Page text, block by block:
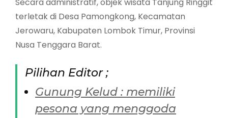
Secara administratif, objek wisata Tanjung Ringgit
terletak di Desa Pamongkong, Kecamatan
Jerowaru, Kabupaten Lombok Timur, Provinsi
Nusa Tenggara Barat.
Pilihan Editor ;
Gunung Kelud : memiliki
pesona yang menggoda